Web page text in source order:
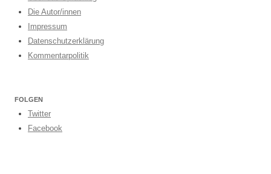
Die Autor/innen
Impressum
Datenschutzerklärung
Kommentarpolitik
FOLGEN
Twitter
Facebook